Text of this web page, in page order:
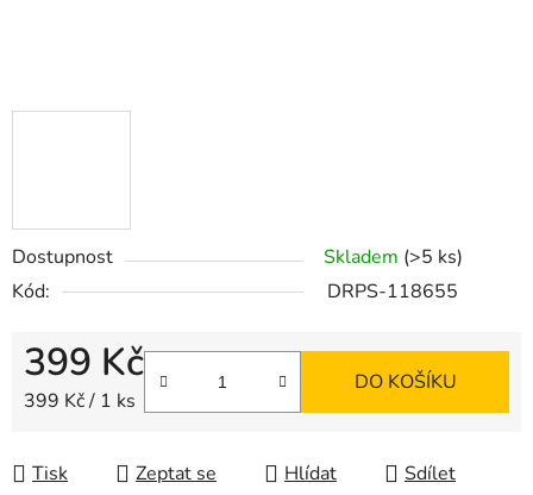
Dostupnost Skladem (>5 ks)
Kód:
DRPS-118655
399 Kč
Měrná cena:
399 Kč / 1 ks
DO KOŠÍKU
Tisk Zeptat se Hlídat Sdílet